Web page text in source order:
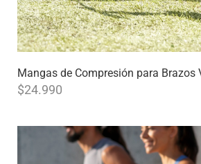
Mangas de Compresión para Brazos
$24.990